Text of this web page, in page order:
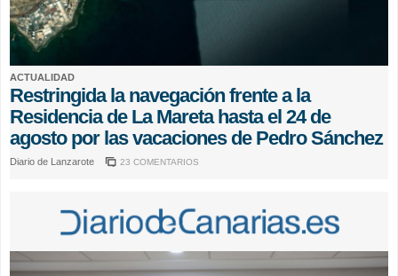
ACTUALIDAD
Restringida la navegación frente a la
Residencia de La Mareta hasta el 24 de
agosto por las vacaciones de Pedro Sánchez
Diario de Lanzarote 23 COMENTARIOS